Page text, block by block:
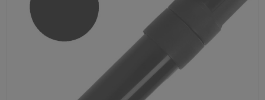
Wybierz coś dla siebie z naszej aktualnej oferty lub
zaloguj się, aby przywrócić dodane produkty do listy z
poprzedniej sesji.